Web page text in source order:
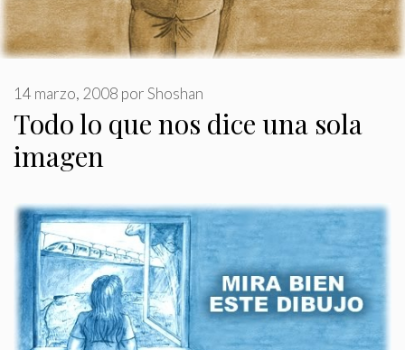
Todo lo que nos dice una sola
imagen
14 marzo, 2008 porShoshan